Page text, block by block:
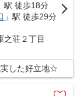
駅 徒歩18分
」駅 徒歩29分
之荘２丁目
実した好立地☆